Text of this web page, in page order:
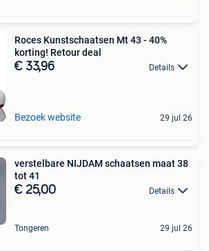
Roces Kunstschaatsen Mt 43 - 40%
korting! Retour deal
€ 33,96 Details
Bezoek website 29 jul 26
verstelbare NIJDAM schaatsen maat 38
tot 41
€ 25,00 Details
Tongeren 29 jul 26